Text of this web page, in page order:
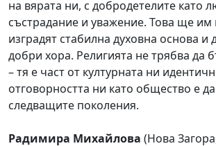
на вярата ни, с добродетелите като
състрадание и уважение. Това ще им
изградят стабилна духовна основа и
добри хора. Религията не трябва да
– тя е част от културната ни
отговорността ни като общество е
следващите поколения.
Радимира Михайлова (Нова